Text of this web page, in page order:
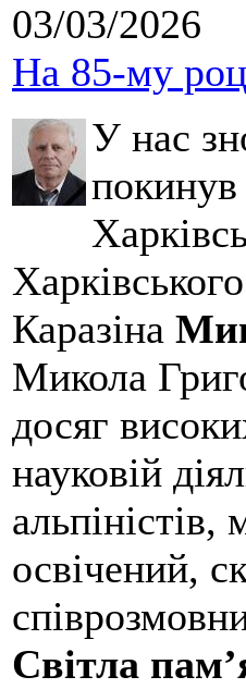
03/03/2026
На 85-му
У нас
покинув
Каразіна
Микола
досяг
науковій
освічений,
Світла